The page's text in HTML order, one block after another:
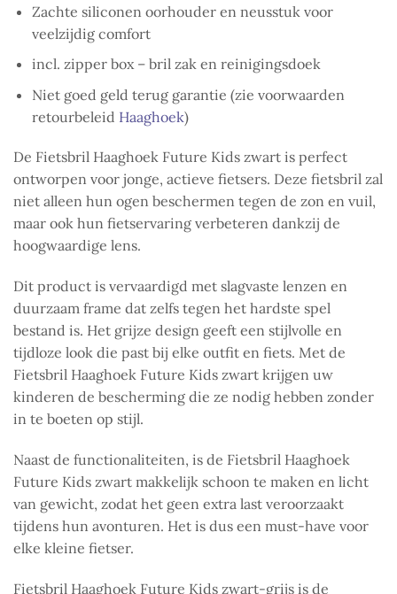
Zachte siliconen oorhouder en neusstuk voor
veelzijdig comfort
incl. zipper box – bril zak en reinigingsdoek
Niet goed geld terug garantie (zie voorwaarden
retourbeleid Haaghoek)
De Fietsbril Haaghoek Future Kids zwart is perfect
ontworpen voor jonge, actieve fietsers. Deze fietsbril zal
niet alleen hun ogen beschermen tegen de zon en vuil,
maar ook hun fietservaring verbeteren dankzij de
hoogwaardige lens.
Dit product is vervaardigd met slagvaste lenzen en
duurzaam frame dat zelfs tegen het hardste spel
bestand is. Het grijze design geeft een stijlvolle en
tijdloze look die past bij elke outfit en fiets. Met de
Fietsbril Haaghoek Future Kids zwart krijgen uw
kinderen de bescherming die ze nodig hebben zonder
in te boeten op stijl.
Naast de functionaliteiten, is de Fietsbril Haaghoek
Future Kids zwart makkelijk schoon te maken en licht
van gewicht, zodat het geen extra last veroorzaakt
tijdens hun avonturen. Het is dus een must-have voor
elke kleine fietser.
Fietsbril Haaghoek Future Kids zwart-grijs is de